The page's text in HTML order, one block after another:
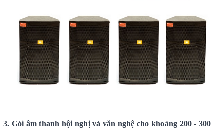
3. Gói âm thanh hội nghị và văn nghệ cho khoảng 200 - 300